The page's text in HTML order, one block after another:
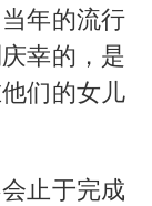
年的流行
幸的，是
们的女儿
止于完成